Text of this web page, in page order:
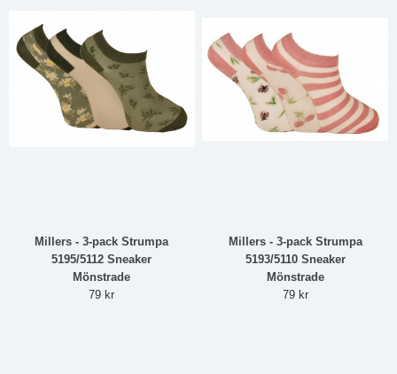
Millers - 3-pack Strumpa
5195/5112 Sneaker
Mönstrade
79 kr
Millers - 3-pack Strumpa
5193/5110 Sneaker
Mönstrade
79 kr